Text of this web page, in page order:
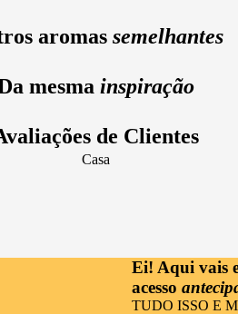
Tuberosa
da barba
corporal
Cuidado das mãos
Casa
aromas semelhantes
mesma inspiração
de Clientes
Ei! Aqui vais
acesso
TUDO ISSO E